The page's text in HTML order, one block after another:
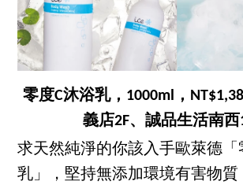
零度C沐浴乳，1000ml，
義店2F、誠品生活南西
求天然純淨的你該入手歐萊德「
乳」，堅持無添加環境有害物質